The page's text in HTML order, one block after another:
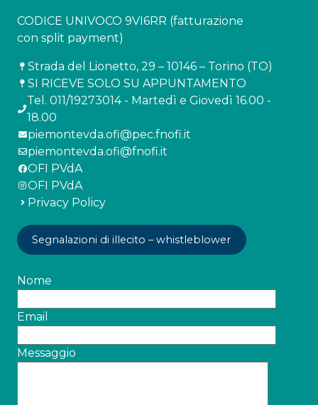
CODICE UNIVOCO 9VI6RR (fatturazione
con split payment)
Strada del Lionetto, 29 – 10146 – Torino (TO)
SI RICEVE SOLO SU APPUNTAMENTO
Tel. 011/19273014 - Martedì e Giovedì 16.00 -
18.00
piemontevda.ofi@pec.fnofi.it
piemontevda.ofi@fnofi.it
OFI PVdA
OFI PVdA
Privacy Policy
Segnalazioni di illecito – whistleblower
Nome
Email
Messaggio